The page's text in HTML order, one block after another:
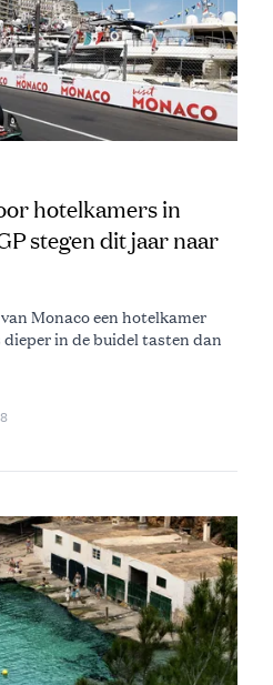
hotelkamers in
stegen dit jaar naar
Monaco een hotelkamer
in de buidel tasten dan